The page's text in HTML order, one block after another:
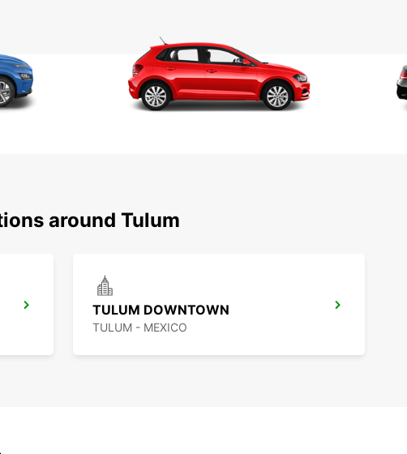
around Tulum
TULUM DOWNTOWN
TULUM - MEXICO